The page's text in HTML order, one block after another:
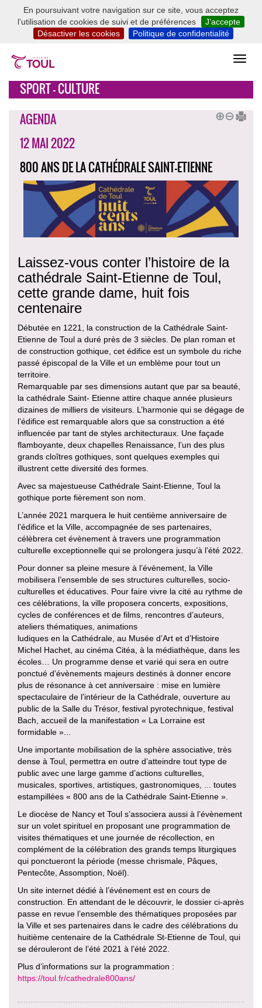
En poursuivant votre navigation sur ce site, vous acceptez
l’utilisation de cookies de suivi et de préférences
J’accepte
Désactiver les cookies
Politique de confidentialité
SPORT - CULTURE
AGENDA
12 MAI 2022
800 ANS DE LA CATHÉDRALE SAINT-ETIENNE
Laissez-vous conter l’histoire de la
cathédrale Saint-Etienne de Toul,
cette grande dame, huit fois
centenaire
Débutée en 1221, la construction de la Cathédrale Saint-
Etienne de Toul a duré près de 3 siècles. De plan roman et
de construction gothique, cet édifice est un symbole du riche
passé épiscopal de la Ville et un emblème pour tout un
territoire.
Remarquable par ses dimensions autant que par sa beauté,
la cathédrale Saint- Etienne attire chaque année plusieurs
dizaines de milliers de visiteurs. L’harmonie qui se dégage de
l’édifice est remarquable alors que sa construction a été
influencée par tant de styles architecturaux. Une façade
flamboyante, deux chapelles Renaissance, l’un des plus
grands cloîtres gothiques, sont quelques exemples qui
illustrent cette diversité des formes.
Avec sa majestueuse Cathédrale Saint-Etienne, Toul la
gothique porte fièrement son nom.
L’année 2021 marquera le huit centième anniversaire de
l’édifice et la Ville, accompagnée de ses partenaires,
célèbrera cet évènement à travers une programmation
culturelle exceptionnelle qui se prolongera jusqu’à l’été 2022.
Pour donner sa pleine mesure à l’évènement, la Ville
mobilisera l’ensemble de ses structures culturelles, socio-
culturelles et éducatives. Pour faire vivre la cité au rythme de
ces célébrations, la ville proposera concerts, expositions,
cycles de conférences et de films, rencontres d’auteurs,
ateliers thématiques, animations
ludiques en la Cathédrale, au Musée d’Art et d’Histoire
Michel Hachet, au cinéma Citéa, à la médiathèque, dans les
écoles… Un programme dense et varié qui sera en outre
ponctué d’évènements majeurs destinés à donner encore
plus de résonance à cet anniversaire : mise en lumière
spectaculaire de l’intérieur de la Cathédrale, ouverture au
public de la Salle du Trésor, festival pyrotechnique, festival
Bach, accueil de la manifestation « La Lorraine est
formidable »...
Une importante mobilisation de la sphère associative, très
dense à Toul, permettra en outre d’atteindre tout type de
public avec une large gamme d’actions culturelles,
musicales, sportives, artistiques, gastronomiques, ... toutes
estampillées « 800 ans de la Cathédrale Saint-Etienne ».
Le diocèse de Nancy et Toul s’associera aussi à l’évènement
sur un volet spirituel en proposant une programmation de
visites thématiques et une journée de récollection, en
complément de la célébration des grands temps liturgiques
qui ponctueront la période (messe chrismale, Pâques,
Pentecôte, Assomption, Noël).
Un site internet dédié à l’événement est en cours de
construction. En attendant de le découvrir, le dossier ci-après
passe en revue l’ensemble des thématiques proposées par
la Ville et ses partenaires dans le cadre des célébrations du
huitième centenaire de la Cathédrale St-Etienne de Toul, qui
se dérouleront de l’été 2021 à l’été 2022.
Plus d’informations sur la programmation :
https://toul.fr/cathedrale800ans/